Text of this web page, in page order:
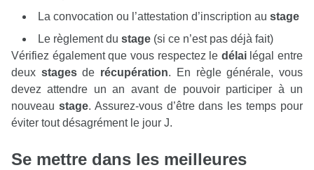
La convocation ou l’attestation d’inscription au stage
Le règlement du stage (si ce n’est pas déjà fait)
Vérifiez également que vous respectez le délailégal entre
deux stagesde récupération. En règle générale, vous
devez attendre un an avant de pouvoir participer à un
nouveau stage. Assurez-vous d’être dans les temps pour
éviter tout désagrément le jour J.
Se mettre dans les meilleures